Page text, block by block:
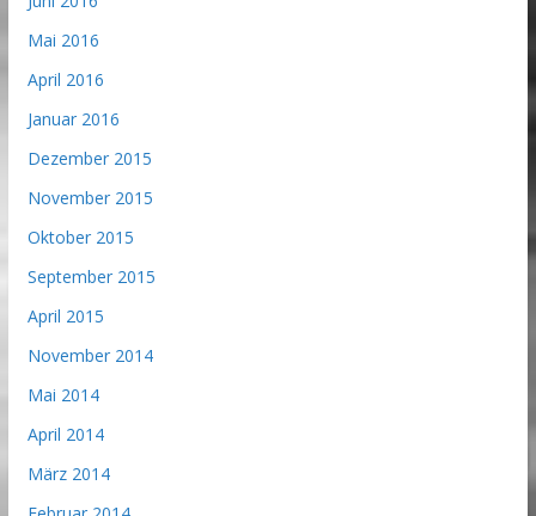
Mai 2016
April 2016
Januar 2016
Dezember 2015
November 2015
Oktober 2015
September 2015
April 2015
November 2014
Mai 2014
April 2014
März 2014